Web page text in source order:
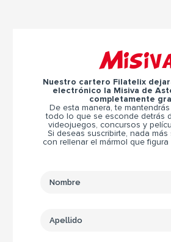
Nuestro cartero Filatelix
electrónico la Misiva de
completamente
De esta manera, te
todo lo que se esconde detrás
videojuegos, concursos y
Si deseas suscribirte, nada más
con rellenar el mármol que